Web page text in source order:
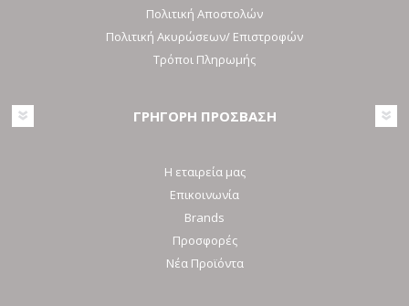
Πολιτική Αποστολών
Πολιτική Ακυρώσεων/ Επιστροφών
Τρόποι Πληρωμής
ΓΡΗΓΟΡΗ ΠΡΟΣΒΑΣΗ
Η εταιρεία μας
Επικοινωνία
Brands
Προσφορές
Νέα Προϊόντα